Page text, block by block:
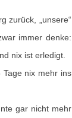
zurück, „unsere“
immer denke:
nix ist erledigt.
Tage nix mehr ins
gar nicht mehr